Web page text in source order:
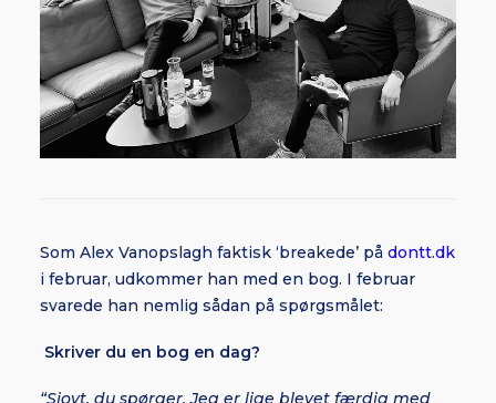
Som Alex Vanopslagh faktisk ‘breakede’ på dontt.dk
i februar, udkommer han med en bog. I februar
svarede han nemlig sådan på spørgsmålet:
Skriver du en bog en dag?
“Sjovt, du spørger. Jeg er lige blevet færdig med